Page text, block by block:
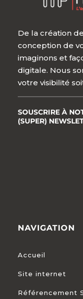
De la création
conception de
imaginons et
digitale. Nous
votre visibilité
SOUSCRIRE À
(SUPER)
NAVIGATION
Accueil
Site internet
Référencement